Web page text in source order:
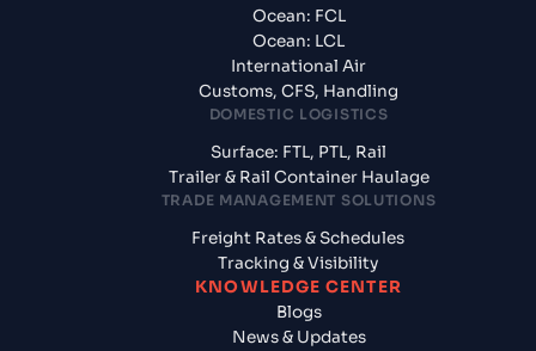
Ocean: FCL
Ocean: LCL
International Air
Customs, CFS, Handling
DOMESTIC LOGISTICS
Surface: FTL, PTL, Rail
Trailer & Rail Container Haulage
TRADE MANAGEMENT SOLUTIONS
Freight Rates & Schedules
Tracking & Visibility
KNOWLEDGE CENTER
Blogs
News & Updates